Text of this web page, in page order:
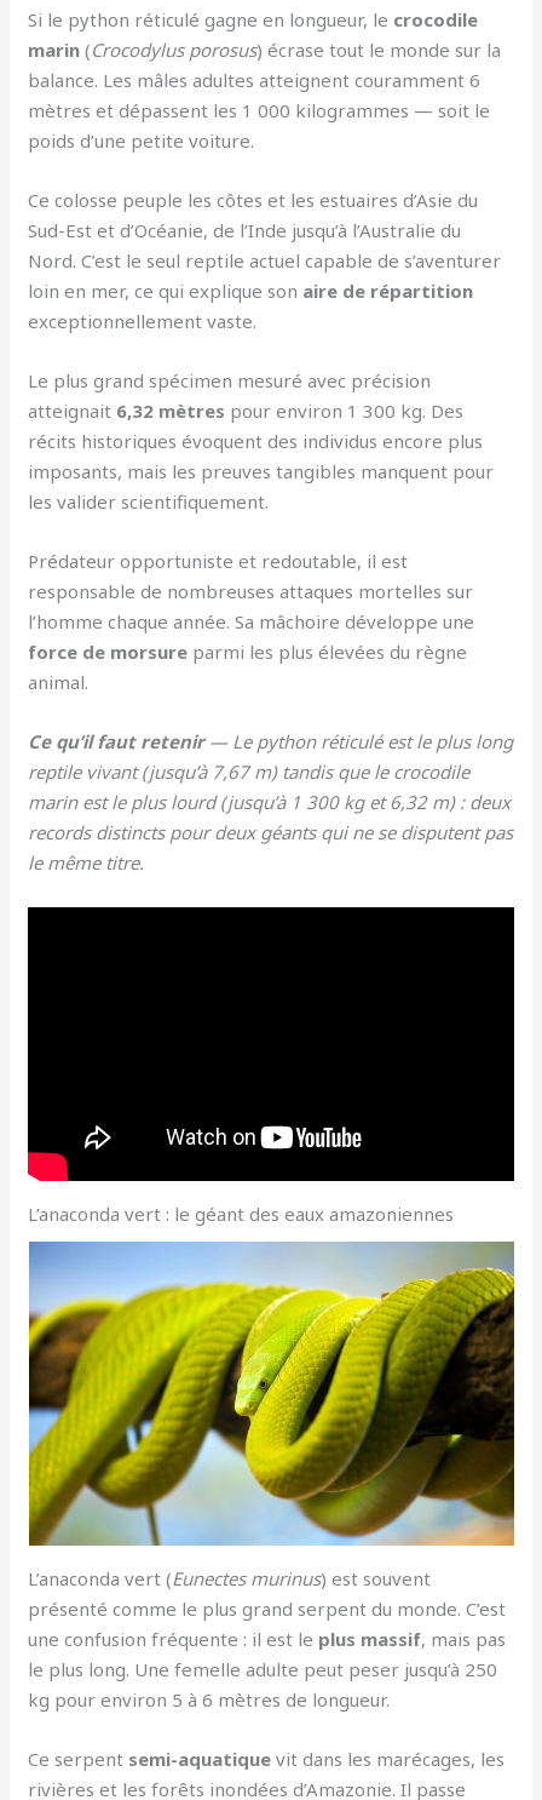
Si le python réticulé gagne en longueur, le crocodile
marin (Crocodylus porosus) écrase tout le monde sur la
balance. Les mâles adultes atteignent couramment 6
mètres et dépassent les 1 000 kilogrammes — soit le
poids d’une petite voiture.
Ce colosse peuple les côtes et les estuaires d’Asie du
Sud-Est et d’Océanie, de l’Inde jusqu’à l’Australie du
Nord. C’est le seul reptile actuel capable de s’aventurer
loin en mer, ce qui explique son aire de répartition
exceptionnellement vaste.
Le plus grand spécimen mesuré avec précision
atteignait 6,32 mètres pour environ 1 300 kg. Des
récits historiques évoquent des individus encore plus
imposants, mais les preuves tangibles manquent pour
les valider scientifiquement.
Prédateur opportuniste et redoutable, il est
responsable de nombreuses attaques mortelles sur
l’homme chaque année. Sa mâchoire développe une
force de morsure parmi les plus élevées du règne
animal.
Ce qu’il faut retenir— Le python réticulé est le plus long
reptile vivant (jusqu’à 7,67 m) tandis que le crocodile
marin est le plus lourd (jusqu’à 1 300 kg et 6,32 m) : deux
records distincts pour deux géants qui ne se disputent pas
le même titre.
L’anaconda vert : le géant des eaux amazoniennes
L’anaconda vert (Eunectes murinus) est souvent
présenté comme le plus grand serpent du monde. C’est
une confusion fréquente : il est le plus massif, mais pas
le plus long. Une femelle adulte peut peser jusqu’à 250
kg pour environ 5 à 6 mètres de longueur.
Ce serpent semi-aquatique vit dans les marécages, les
rivières et les forêts inondées d’Amazonie. Il passe